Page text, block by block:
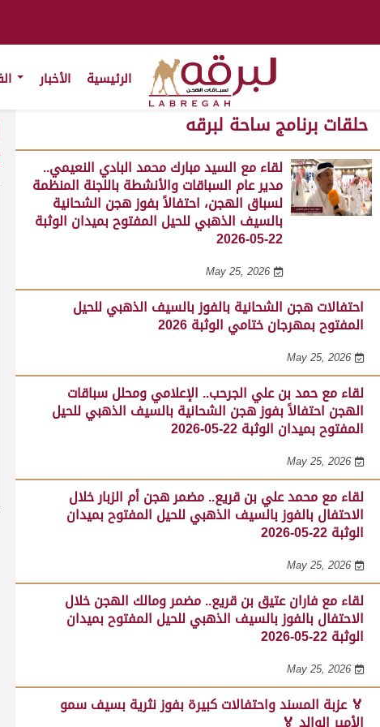
الرئيسية الأخبار
حلقات برنامج ساحة لبرقه
لقاء مع السيد مبارك محمد البادي النعيمي..
مدير عام السباقات والأنشطة باللجنة المنظمة
لسباق الهجن، احتفالاً بفوز هجن الشحانية
بالسيف الذهبي للحيل المفتوح بميدان الوثبة
22-05-2026
May 25, 2026
احتفالات هجن الشحانية بالفوز بالسيف الذهبي للحيل
المفتوح بمهرجان ختامي الوثبة 2026
May 25, 2026
لقاء مع حمد بن علي الجرحب.. الإعلامي ومحلل سباقات
الهجن احتفالاً بفوز هجن الشحانية بالسيف الذهبي للحيل
المفتوح بميدان الوثبة 22-05-2026
May 25, 2026
لقاء مع محمد علي بن قريع.. مضمر هجن أم الزبار خلال
الاحتفال بالفوز بالسيف الذهبي للحيل المفتوح بميدان
الوثبة 22-05-2026
May 25, 2026
لقاء مع فاران عتيق بن قريع.. مضمر ومالك الهجن خلال
الاحتفال بالفوز بالسيف الذهبي للحيل المفتوح بميدان
الوثبة 22-05-2026
May 25, 2026
🏅 عزبة المسند واحتفالات كبيرة بفوز نثرية بسيف سمو